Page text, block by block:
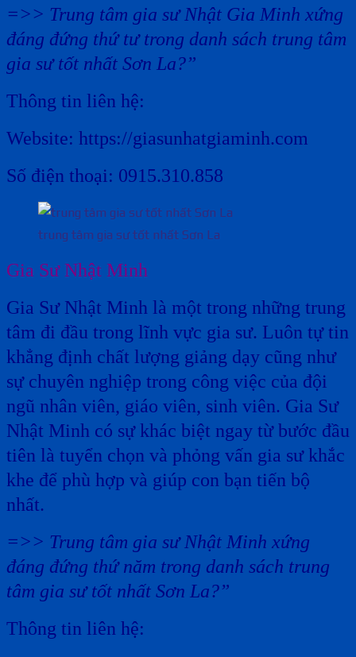
=>> Trung tâm gia sư Nhật Gia Minh xứng
đáng đứng thứ tư trong danh sách trung tâm
gia sư tốt nhất Sơn La?”
Thông tin liên hệ:
Website: https://giasunhatgiaminh.com
Số điện thoại: 0915.310.858
trung tâm gia sư tốt nhất Sơn La
Gia Sư Nhật Minh
Gia Sư Nhật Minh là một trong những trung
tâm đi đầu trong lĩnh vực gia sư. Luôn tự tin
khẳng định chất lượng giảng dạy cũng như
sự chuyên nghiệp trong công việc của đội
ngũ nhân viên, giáo viên, sinh viên. Gia Sư
Nhật Minh có sự khác biệt ngay từ bước đầu
tiên là tuyển chọn và phỏng vấn gia sư khắc
khe để phù hợp và giúp con bạn tiến bộ
nhất.
=>> Trung tâm gia sư Nhật Minh xứng
đáng đứng thứ năm trong danh sách trung
tâm gia sư tốt nhất Sơn La?”
Thông tin liên hệ: